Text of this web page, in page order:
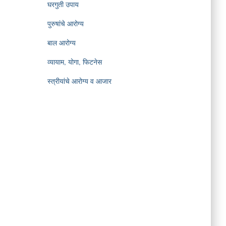
घरगुती उपाय
पुरुषांचे आरोग्य
बाल आरोग्य
व्यायाम, योगा, फिटनेस
स्त्रीयांचे आरोग्य व आजार